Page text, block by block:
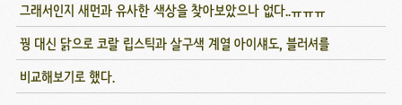
그래서인지 새먼과 유사한 색상을 찾아보았으나 없다..ㅠㅠㅠ
꿩 대신 닭으로 코랄 립스틱과 살구색 계열 아이섀도, 블러셔를
비교해보기로 했다.